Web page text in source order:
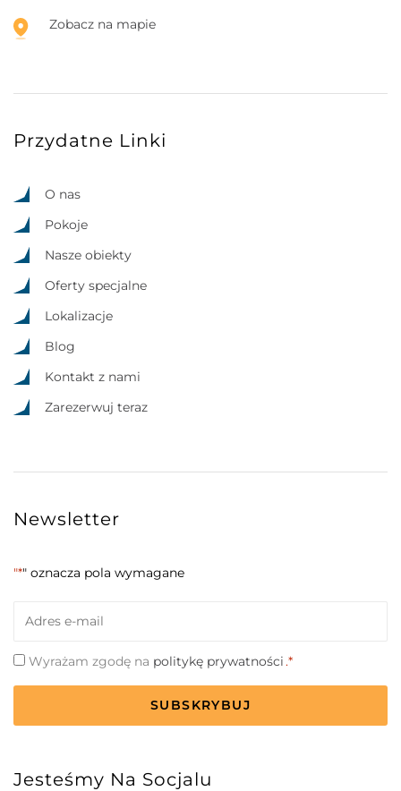
Zobacz na mapie
Przydatne Linki
O nas
Pokoje
Nasze obiekty
Oferty specjalne
Lokalizacje
Blog
Kontakt z nami
Zarezerwuj teraz
Newsletter
"*" oznacza pola wymagane
Zgoda
Wyrażam zgodę na politykę prywatności.*
CAPTCHA
Jesteśmy Na Socjalu